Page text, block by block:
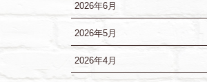
2026年6月
2026年5月
2026年4月